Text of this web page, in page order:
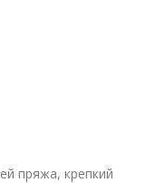
пряжа, крепкий